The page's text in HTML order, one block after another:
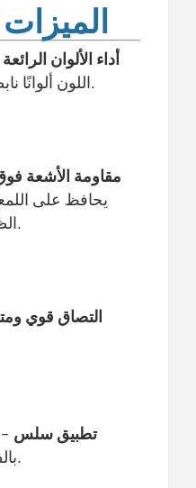
★
أداء الألوان الرائعة
اللون ألوانًا نابضة بالحياة وجذابة للنظر.
مقاومة الأشعة
يحافظ على
الظروف الخارجية القاسية.
التصاق قوي
تطبيق سلس
بالفرشاة مع تغطية ممتازة.